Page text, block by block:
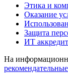
Этика и
Оказание
Защита
ИТ
На